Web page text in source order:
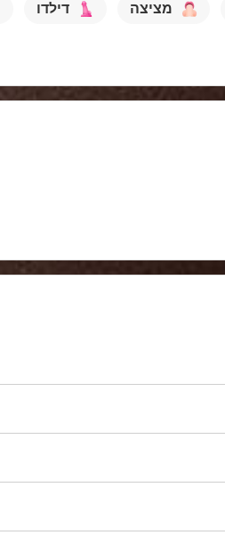
מציצה דילדו